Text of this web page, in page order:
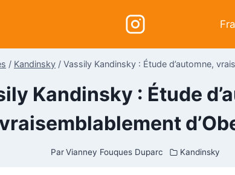
/ Kandinsky / Vassily Kandinsky : Étude d’automne,
Kandinsky : Étude
Par Vianney Fouques Duparc Kandinsky